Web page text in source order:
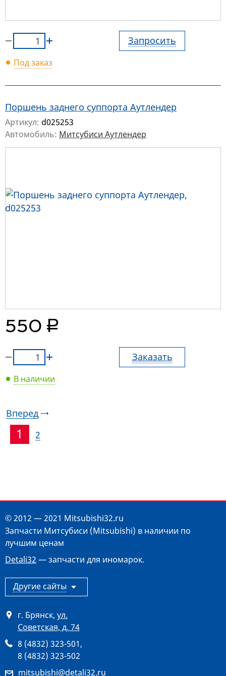
Запросить
Под заказ
Поршень заднего суппорта Аутлендер
Артикул: d025253
Автомобиль: Митсубиси Аутлендер
550 руб.
Заказать
В наличии
Вперед
1 2
© 2012 — 2021 Mitsubishi32.ru
Запчасти Митсубиси (Mitsubishi) в наличии по
лучшим ценам
Detali32 — запчасти для иномарок.
Другие сайты
г. Брянск, ул.
Советская, д. 74
8 (4832) 323-501,
8 (4832) 323-502
mitsubishi@detali32.ru